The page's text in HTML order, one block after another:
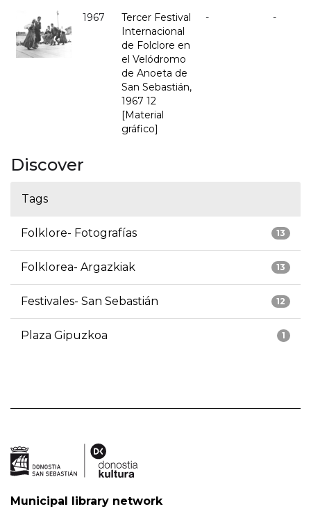
1967
Tercer Festival
Internacional
de Folclore en
el Velódromo
de Anoeta de
San Sebastián,
1967 12
[Material
gráfico]
- -
Discover
Tags
13
Folklore- Fotografías
13
Folklorea- Argazkiak
12
Festivales- San Sebastián
1
Plaza Gipuzkoa
Municipal library network